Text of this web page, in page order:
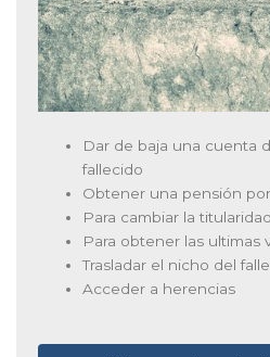
Dar de baja una cuenta
fallecido
Obtener una pensión
Para cambiar la
Para obtener las ultimas
Trasladar el nicho del
Acceder a herencias